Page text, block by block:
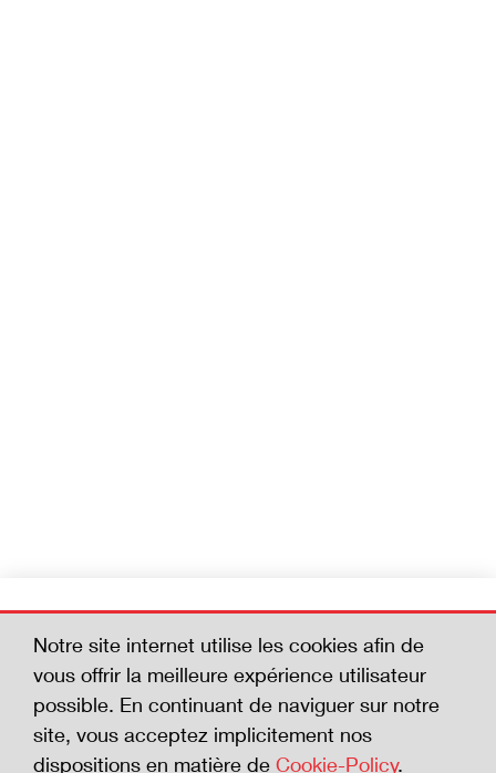
Notre site internet utilise les cookies afin de
vous offrir la meilleure expérience utilisateur
possible. En continuant de naviguer sur notre
site, vous acceptez implicitement nos
dispositions en matière de Cookie-Policy.
Devenez membre
mortels. En adhérant à la Charte de la
sécurité, vous affichez votre volonté de vous
investir en faveur de la sécurité.